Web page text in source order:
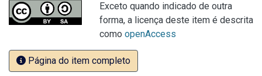
Exceto quando indicado de outra
forma, a licença deste item é descrita
como openAccess
Página do item completo